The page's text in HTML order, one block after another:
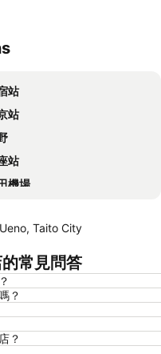
站
站
站
機場
車站
站
寺
站
Taito City
常見問答
？
？